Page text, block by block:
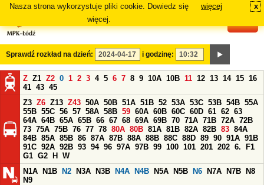
Nasza strona wykorzystuje pliki cookie. Dowiedz się
więcej.
więcej x
Sprawdź rozkład na dzień: i godzinę:
Z Z1 Z2 0 1 2 3 4 5 6 7 8 9 10A 10B 11 12 13 14 15 16
41 43 45
Z3 Z6 Z13 Z43 50A 50B 51A 51B 52 53A 53C 53B 54B 55A
55B 55C 56 57 58A 58B 59 60A 60B 60C 60D 61 62 63
64A 64B 65A 65B 66 67 68 69A 69B 70 71A 71B 72A 72B
73 75A 75B 76 77 78 80A 80B 81A 81B 82A 82B 83 84A
84B 85A 85B 86 87A 87B 88A 88B 88C 88D 89 90 91A 91B
91C 92A 92B 93 94 96 97A 97B 99 100 101 201 202 6.
F1
G1 G2 H
W
N1A
N1B N2 N3A N3B N4A N4B N5A N5B N6 N7A N7B
N8
N9